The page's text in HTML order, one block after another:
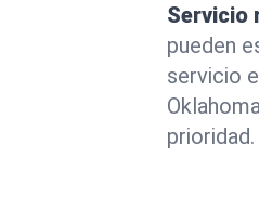
Servicio
pueden
servicio
prioridad.